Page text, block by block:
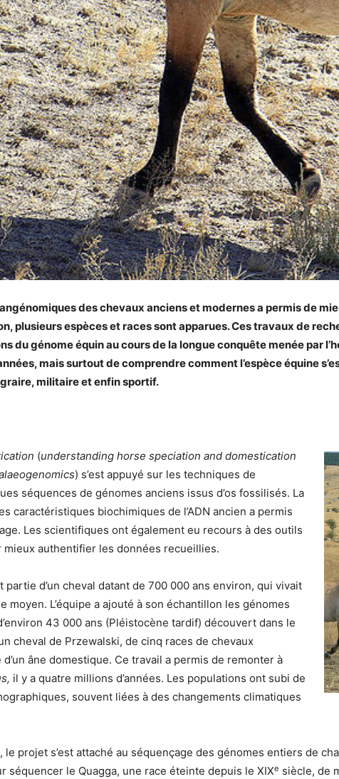
des chevaux anciens et modernes a permis de
plusieurs espèces et races sont apparues. Ces travaux de
du génome équin au cours de la longue conquête menée par
mais surtout de comprendre comment l’espèce équine
militaire et enfin sportif.
(understanding horse speciation and domestication
) s’est appuyé sur les techniques de
séquences de génomes anciens issus d’os fossilisés. La
caractéristiques biochimiques de l’ADN ancien a permis
Les scientifiques ont également eu recours à des outils
authentifier les données recueillies.
partie d’un cheval datant de 700 000 ans environ, qui vivait
moyen. L’équipe a ajouté à son échantillon les génomes
43 000 ans (Pléistocène tardif) découvert dans le
cheval de Przewalski, de cinq races de chevaux
âne domestique. Ce travail a permis de remonter à
il y a quatre millions d’années. Les populations ont subi de
souvent liées à des changements climatiques
le projet s’est attaché au séquençage des génomes entiers de
séquencer le Quagga, une race éteinte depuis le XIXe siècle, de